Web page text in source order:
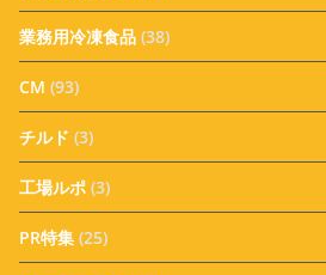
業務用冷凍食品 (38)
CM (93)
チルド (3)
工場ルポ (3)
PR特集 (25)